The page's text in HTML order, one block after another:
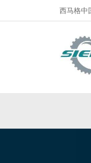
西马格中